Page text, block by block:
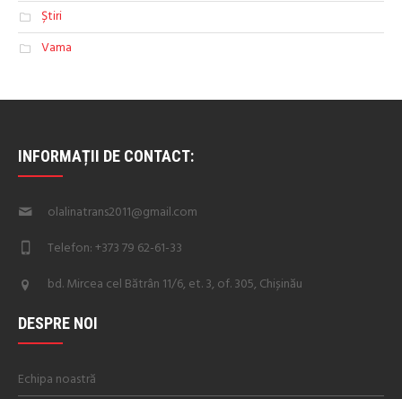
Știri
Vama
INFORMAȚII DE CONTACT:
olalinatrans2011@gmail.com
Telefon: +373 79 62-61-33
bd. Mircea cel Bătrân 11/6, et. 3, of. 305, Chișinău
DESPRE NOI
Echipa noastră